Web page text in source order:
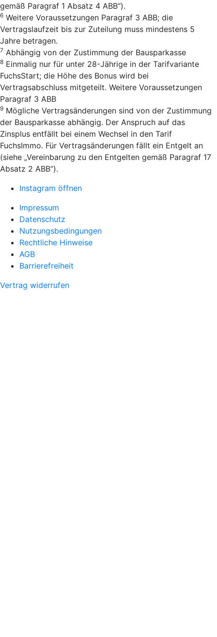
gemäß Paragraf 1 Absatz 4 ABB“).
6 Weitere Voraussetzungen Paragraf 3 ABB; die
Vertragslaufzeit bis zur Zuteilung muss mindestens 5
Jahre betragen.
7 Abhängig von der Zustimmung der Bausparkasse
8 Einmalig nur für unter 28-Jährige in der Tarifvariante
FuchsStart; die Höhe des Bonus wird bei
Vertragsabschluss mitgeteilt. Weitere Voraussetzungen
Paragraf 3 ABB
9 Mögliche Vertragsänderungen sind von der Zustimmung
der Bausparkasse abhängig. Der Anspruch auf das
Zinsplus entfällt bei einem Wechsel in den Tarif
FuchsImmo. Für Vertragsänderungen fällt ein Entgelt an
(siehe „Vereinbarung zu den Entgelten gemäß Paragraf 17
Absatz 2 ABB“).
Instagram öffnen
Impressum
Datenschutz
Nutzungsbedingungen
Rechtliche Hinweise
AGB
Barrierefreiheit
Vertrag widerrufen